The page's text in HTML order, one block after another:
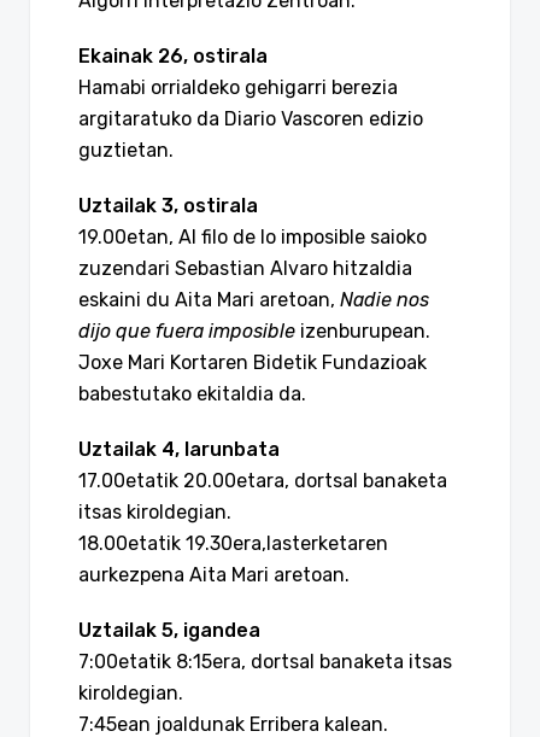
Ekainak 26, ostirala
Hamabi orrialdeko gehigarri berezia
argitaratuko da Diario Vascoren edizio
guztietan.
Uztailak 3, ostirala
19.00etan, Al filo de lo imposible saioko
zuzendari Sebastian Alvaro hitzaldia
eskaini du Aita Mari aretoan, Nadie nos
dijo que fuera imposible izenburupean.
Joxe Mari Kortaren Bidetik Fundazioak
babestutako ekitaldia da.
Uztailak 4, larunbata
17.00etatik 20.00etara, dortsal banaketa
itsas kiroldegian.
18.00etatik 19.30era,lasterketaren
aurkezpena Aita Mari aretoan.
Uztailak 5, igandea
7:00etatik 8:15era, dortsal banaketa itsas
kiroldegian.
7:45ean joaldunak Erribera kalean.